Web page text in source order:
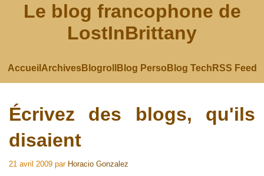
Le blog francophone de
LostInBrittany
Accueil ArchivesBlogroll Blog Perso Blog Tech RSS Feed
Écrivez des blogs, qu'ils
disaient
21 avril 2009 par Horacio Gonzalez